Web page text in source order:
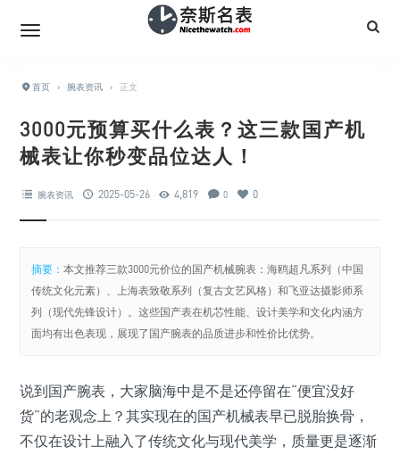
首页 › 腕表资讯 › 正文
3000元预算买什么表？这三款国产机
械表让你秒变品位达人！
腕表资讯 2025-05-26 4,819 0 0
摘要：本文推荐三款3000元价位的国产机械腕表：海鸥超凡系列（中国
传统文化元素）、上海表致敬系列（复古文艺风格）和飞亚达摄影师系
列（现代先锋设计）。这些国产表在机芯性能、设计美学和文化内涵方
面均有出色表现，展现了国产腕表的品质进步和性价比优势。
说到国产腕表，大家脑海中是不是还停留在“便宜没好
货”的老观念上？其实现在的国产机械表早已脱胎换骨，
不仅在设计上融入了传统文化与现代美学，质量更是逐渐